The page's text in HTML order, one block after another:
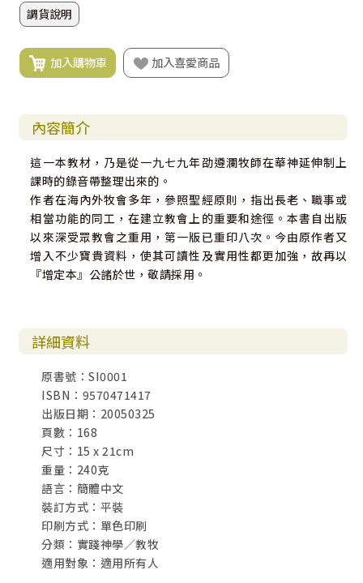
調貨說明
加入購物車 加入喜愛商品
內容簡介
這一本教材，乃是從一九七九年劭遵瀾牧師在華神延伸制上
課時的錄音帶整理出來的。
作者在海內外牧會多年，參照聖經原則，指出長老、職事或
相當功能的同工，在建立教會上的重要和途徑。本書自出版
以來深受眾教會之重用，第一版已重印八次。今由原作者又
增入不少寶貴資料，使其可讀性及實用性都更加強，故再以
『增定本』公諸於世，敬請採用。
詳細資料
原書號：SI0001
ISBN：9570471417
出版日期：20050325
頁數：168
尺寸：15 x 21cm
重量：240克
語言：簡體中文
裝訂方式：平裝
印刷方式：單色印刷
分類：實踐神學／教牧
適用對象：適用所有人